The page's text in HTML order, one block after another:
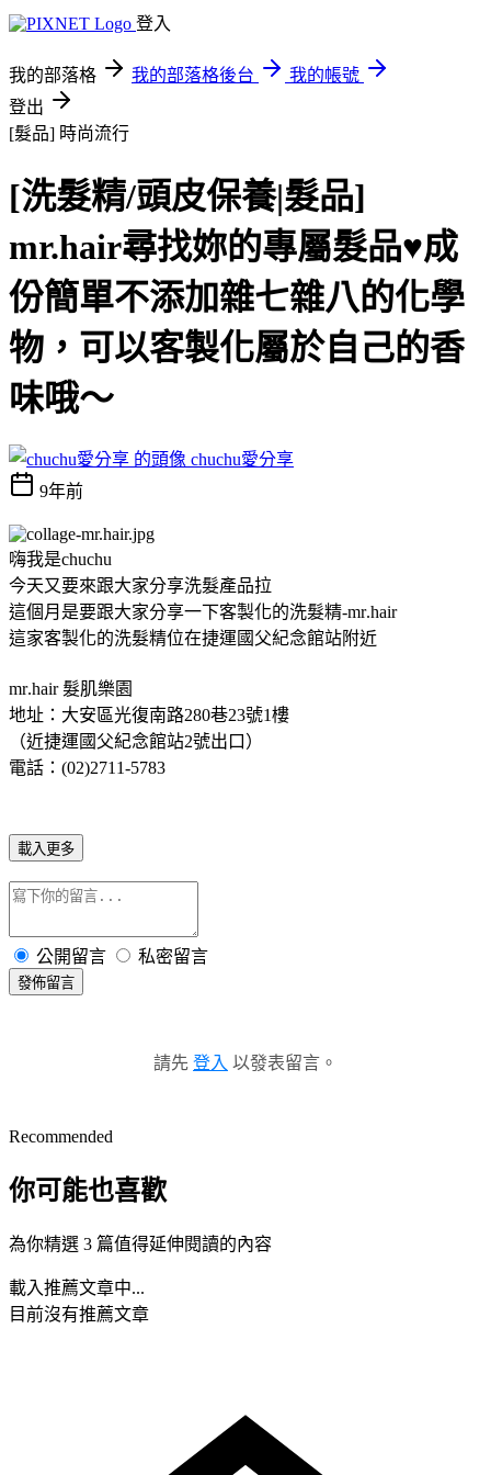
登入
我的部落格 我的部落格後台
我的帳號
登出
[髮品] 時尚流行
[洗髮精/頭皮保養|髮品]
mr.hair尋找妳的專屬髮品♥成
份簡單不添加雜七雜八的化學
物，可以客製化屬於自己的香
味哦～
chuchu愛分享
9年前
嗨我是chuchu
今天又要來跟大家分享洗髮產品拉
這個月是要跟大家分享一下客製化的洗髮精-mr.hair
這家客製化的洗髮精位在捷運國父紀念館站附近
mr.hair 髮肌樂園
地址：大安區光復南路280巷23號1樓
（近捷運國父紀念館站2號出口）
電話：(02)2711-5783
載入更多
公開留言 私密留言
發佈留言
請先 登入 以發表留言。
Recommended
你可能也喜歡
為你精選 3 篇值得延伸閱讀的內容
載入推薦文章中...
目前沒有推薦文章